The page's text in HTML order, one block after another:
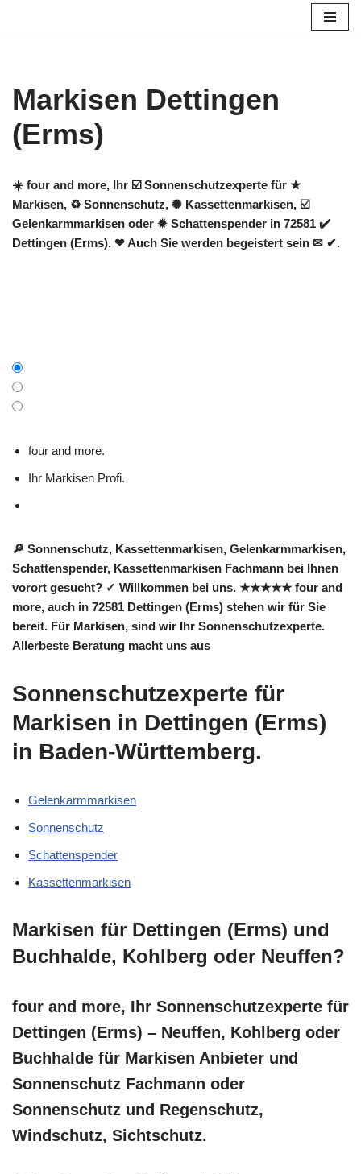
Markisen Dettingen
(Erms)
☀️ four and more, Ihr ☑️ Sonnenschutzexperte für ★
Markisen, ♻ Sonnenschutz, ✺ Kassettenmarkisen, ☑️
Gelenkarmmarkisen oder ✹ Schattenspender in 72581 ✔️
Dettingen (Erms). ❤ Auch Sie werden begeistert sein ✉ ✔.
four and more.
Ihr Markisen Profi.
🔎 Sonnenschutz, Kassettenmarkisen, Gelenkarmmarkisen,
Schattenspender, Kassettenmarkisen Fachmann bei Ihnen
vorort gesucht? ✓ Willkommen bei uns. ★★★★★ four and
more, auch in 72581 Dettingen (Erms) stehen wir für Sie
bereit. Für Markisen, sind wir Ihr Sonnenschutzexperte.
Allerbeste Beratung macht uns aus
Sonnenschutzexperte für
Markisen in Dettingen (Erms)
in Baden-Württemberg.
Gelenkarmmarkisen
Sonnenschutz
Schattenspender
Kassettenmarkisen
Markisen für Dettingen (Erms) und
Buchhalde, Kohlberg oder Neuffen?
four and more, Ihr Sonnenschutzexperte für
Dettingen (Erms) – Neuffen, Kohlberg oder
Buchhalde für Markisen Anbieter und
Sonnenschutz Fachmann oder
Sonnenschutz und Regenschutz,
Windschutz, Sichtschutz.